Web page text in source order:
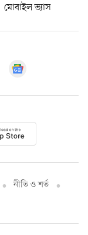
মোবাইল ভ্যাস
নীতি ও শর্ত